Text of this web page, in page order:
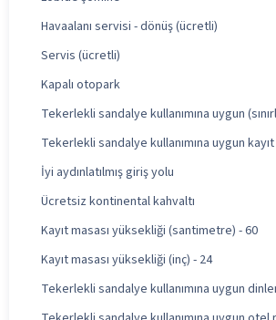
Havaalanı servisi - dönüş (ücretli)
Servis (ücretli)
Kapalı otopark
Tekerlekli sandalye kullanımına uygun
Tekerlekli sandalye kullanımına uygun kayıt
İyi aydınlatılmış giriş yolu
Ücretsiz kontinental kahvaltı
Kayıt masası yüksekliği (santimetre) - 60
Kayıt masası yüksekliği (inç) - 24
Tekerlekli sandalye kullanımına uygun